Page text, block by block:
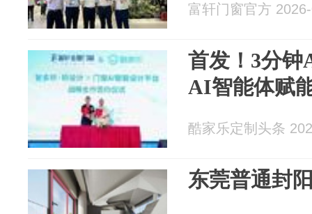
富轩门窗官方
首发！3分
AI智能体赋
酷家乐定制头条
东莞普通封